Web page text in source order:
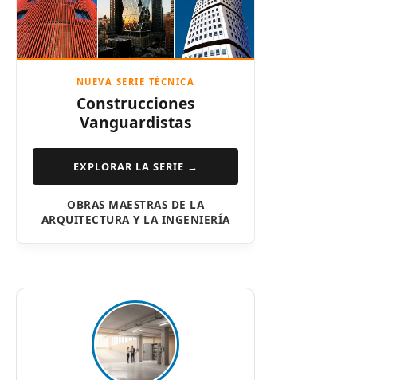
NUEVA SERIE TÉCNICA
Construcciones
Vanguardistas
EXPLORAR LA SERIE →
OBRAS MAESTRAS DE LA
ARQUITECTURA Y LA INGENIERÍA